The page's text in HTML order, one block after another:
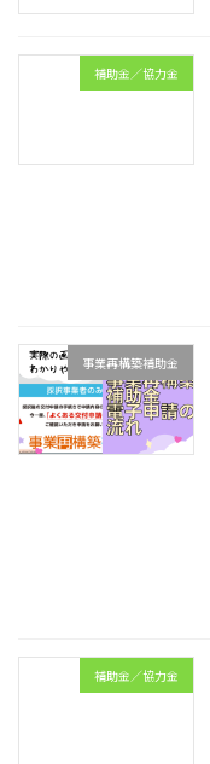
補助金／協力金
事業再構築補助金
補助金／協力金